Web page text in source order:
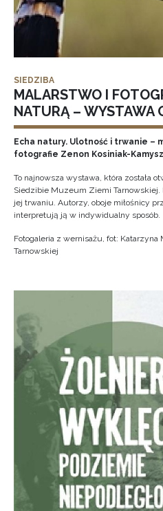
SIEDZIBA
MALARSTWO I
NATURĄ – WYSTAWA
Echa natury. Ulotność i trwanie –
fotografie Zenon Kosiniak-Kamysz
To najnowsza wystawa, która została
Siedzibie Muzeum Ziemi Tarnowskiej.
jej trwaniu. Autorzy, oboje miłośnicy
interpretują ją w indywidualny sposób.
Fotogaleria z wernisażu, fot:
Tarnowskiej